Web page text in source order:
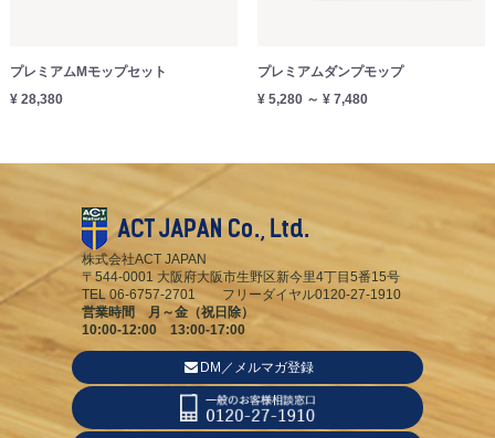
プレミアムMモップセット
¥ 28,380
プレミアムダンプモップ
¥ 5,280 ～ ¥ 7,480
株式会社ACT JAPAN
〒544-0001 大阪府大阪市生野区新今里4丁目5番15号
TEL 06-6757-2701 フリーダイヤル0120-27-1910
営業時間 月～金（祝日除）
10:00-12:00 13:00-17:00
DM／メルマガ登録